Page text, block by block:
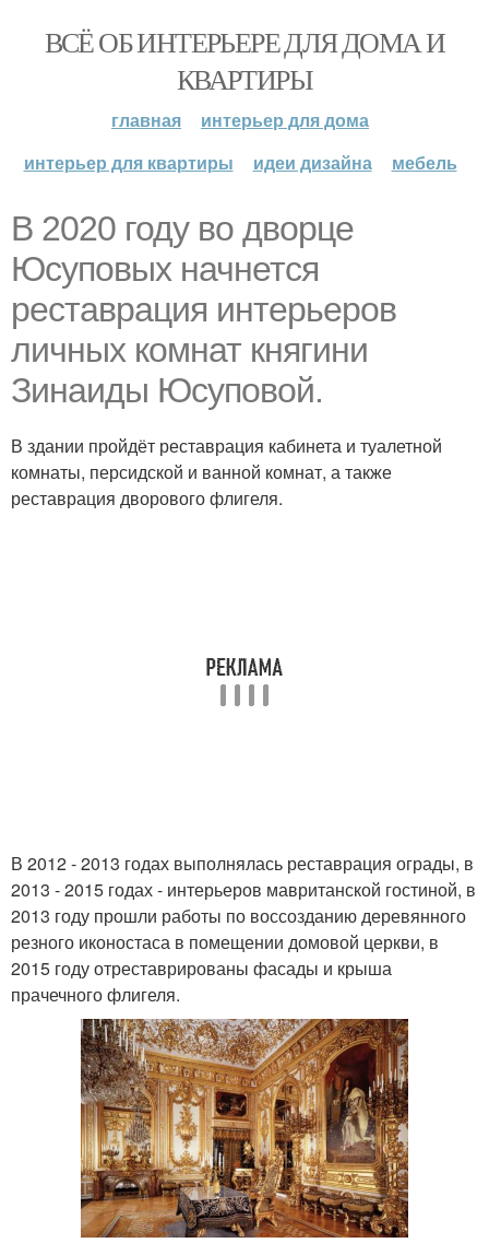
ВСЁ ОБ ИНТЕРЬЕРЕ ДЛЯ ДОМА И
КВАРТИРЫ
главная
интерьер для дома
интерьер для квартиры
идеи дизайна мебель
В 2020 году во дворце
Юсуповых начнется
реставрация интерьеров
личных комнат княгини
Зинаиды Юсуповой.
В здании пройдёт реставрация кабинета и туалетной
комнаты, персидской и ванной комнат, а также
реставрация дворового флигеля.
В 2012 - 2013 годах выполнялась реставрация ограды, в
2013 - 2015 годах - интерьеров мавританской гостиной, в
2013 году прошли работы по воссозданию деревянного
резного иконостаса в помещении домовой церкви, в
2015 году отреставрированы фасады и крыша
прачечного флигеля.